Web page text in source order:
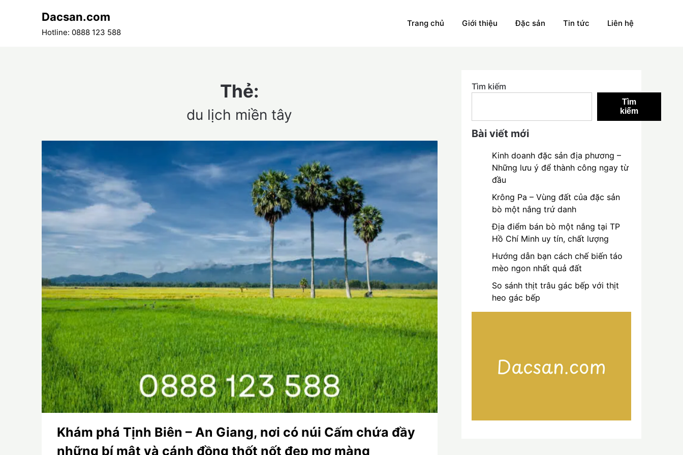
Dacsan.com
Hotline: 0888 123 588
Trang chủ Giới thiệu Đặc sản Tin tức Liên hệ
Thẻ:
du lịch miền tây
Khám phá Tịnh Biên – An Giang, nơi có núi Cấm chứa đầy
những bí mật và cánh đồng thốt nốt đẹp mơ màng
Tìm kiếm
Tìm
kiếm
Bài viết mới
Kinh doanh đặc sản địa phương –
Những lưu ý để thành công ngay từ
đầu
Krông Pa – Vùng đất của đặc sản
bò một nắng trứ danh
Địa điểm bán bò một nắng tại TP
Hồ Chí Minh uy tín, chất lượng
Hướng dẫn bạn cách chế biến táo
mèo ngon nhất quả đất
So sánh thịt trâu gác bếp với thịt
heo gác bếp